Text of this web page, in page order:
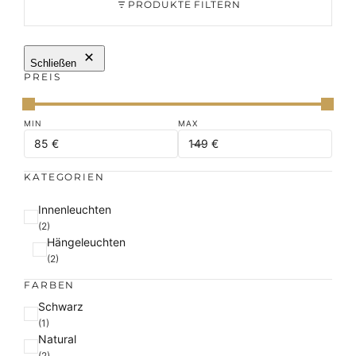
PRODUKTE FILTERN
Schließen
PREIS
KATEGORIEN
K
a
g
Innenleuchten
(2)
Hängeleuchten
(2)
FARBEN
F
a
r
Schwarz
(1)
Natural